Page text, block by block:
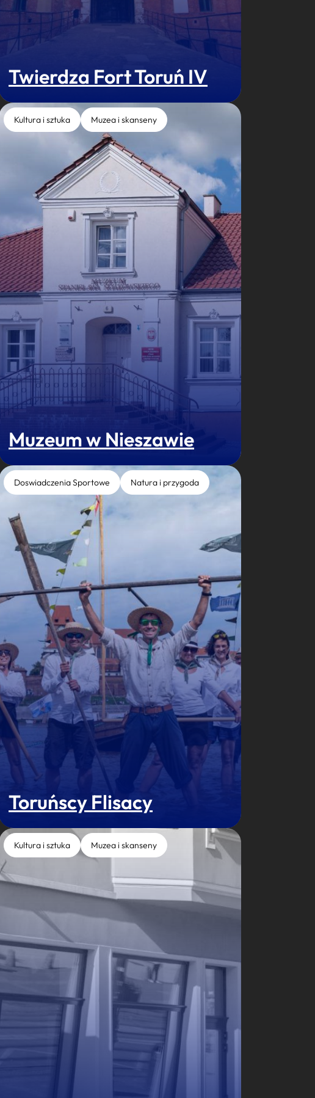
Twierdza Fort Toruń IV
Kultura i sztuka Muzea i skanseny
Muzeum w Nieszawie
Doswiadczenia Sportowe Natura i przygoda
Toruńscy Flisacy
Kultura i sztuka Muzea i skanseny